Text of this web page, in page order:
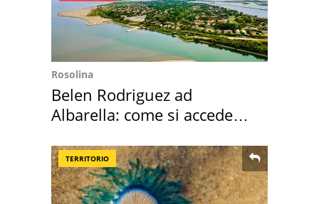
Rosolina
Belen Rodriguez ad
Albarella: come si accede
TERRITORIO